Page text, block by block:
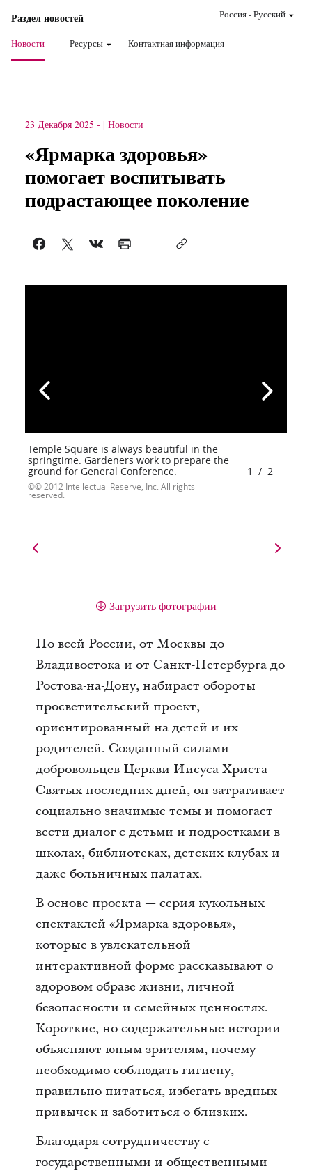
Раздел новостей
Новости Ресурсы Контактная информация
Россия-Pусский
23 Декабря 2025 - Новости
«Ярмарка здоровья»
помогает воспитывать
подрастающее поколение
Temple Square is always beautiful in the
springtime. Gardeners work to prepare the
ground for General Conference.
© 2012 Intellectual Reserve, Inc. All rights
reserved.
1 / 2
Загрузить фотографии
По всей России, от Москвы до
Владивостока и от Санкт-Петербурга до
Ростова-на-Дону, набирает обороты
просветительский проект,
ориентированный на детей и их
родителей. Созданный силами
добровольцев Церкви Иисуса Христа
Святых последних дней, он затрагивает
социально значимые темы и помогает
вести диалог с детьми и подростками в
школах, библиотеках, детских клубах и
даже больничных палатах.
В основе проекта — серия кукольных
спектаклей «Ярмарка здоровья»,
которые в увлекательной
интерактивной форме рассказывают о
здоровом образе жизни, личной
безопасности и семейных ценностях.
Короткие, но содержательные истории
объясняют юным зрителям, почему
необходимо соблюдать гигиену,
правильно питаться, избегать вредных
привычек и заботиться о близких.
Благодаря сотрудничеству с
государственными и общественными